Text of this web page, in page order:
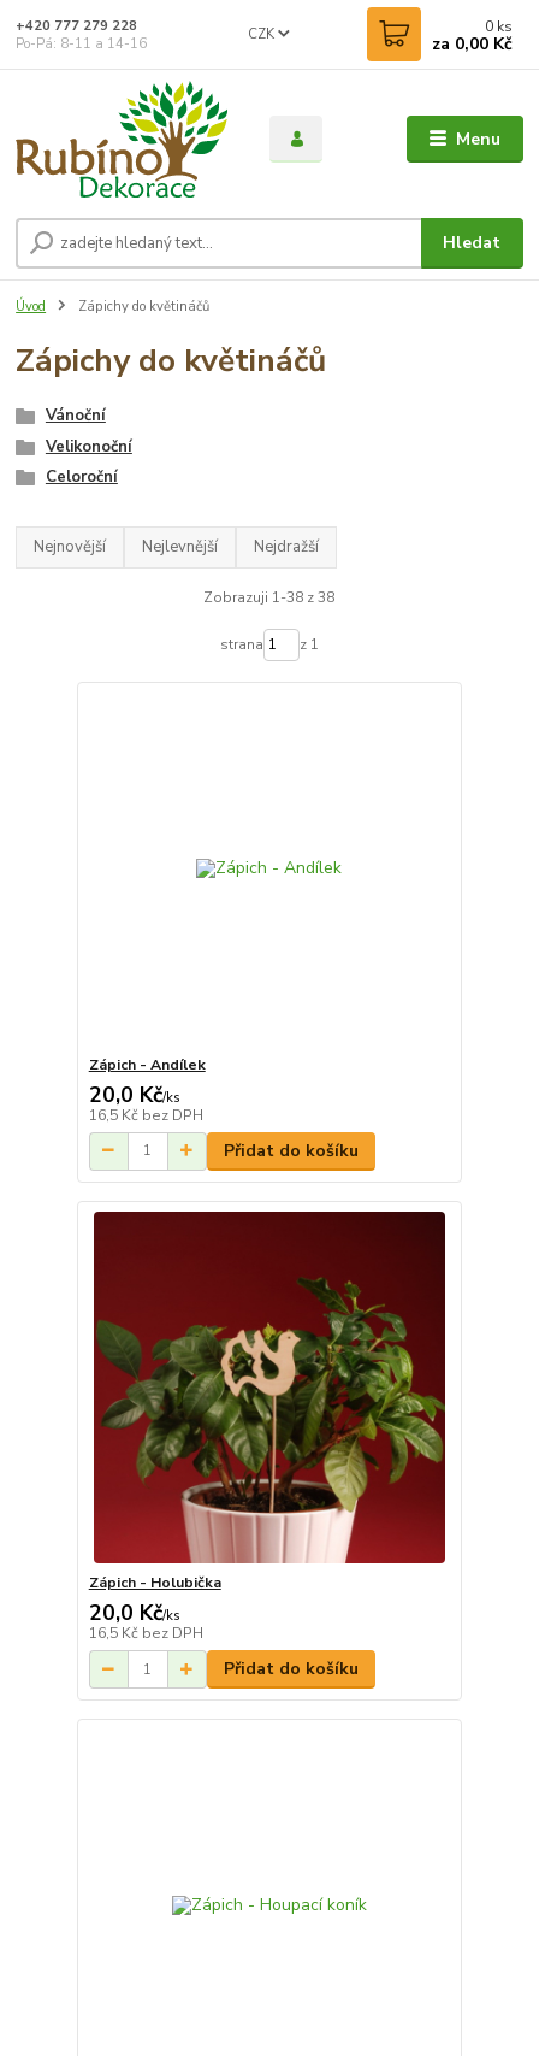
Menu
CZK
Hledat
+420 777 279 228
Po-Pá: 8-11 a 14-16
0 ks
za 0,00 Kč
Úvod Zápichy do květináčů
Zápichy do květináčů
Vánoční
Velikonoční
Celoroční
Nejnovější Nejlevnější Nejdražší
Zobrazuji 1-38 z 38
strana z 1
Zápich - Andílek
20,0 Kč/ks
16,5 Kč bez DPH
Přidat do košíku
Zápich - Holubička
20,0 Kč/ks
16,5 Kč bez DPH
Přidat do košíku